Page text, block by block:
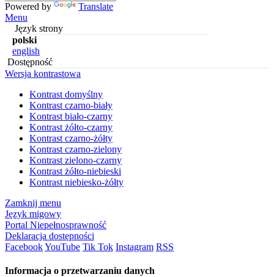
Powered by
Translate
Menu
Język strony
polski
english
Dostępność
Wersja kontrastowa
Kontrast domyślny
Kontrast czarno-biały
Kontrast biało-czarny
Kontrast żółto-czarny
Kontrast czarno-żółty
Kontrast czarno-zielony
Kontrast zielono-czarny
Kontrast żółto-niebieski
Kontrast niebiesko-żółty
Zamknij menu
Język migowy
Portal Niepełnosprawność
Deklaracja dostępności
FacebookYouTube Tik Tok Instagram RSS
Informacja o przetwarzaniu danych